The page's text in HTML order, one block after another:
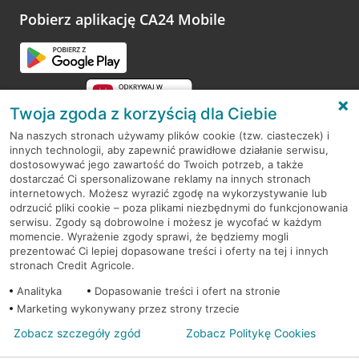
opinie.
Pobierz aplikację CA24 Mobile
RODO
Regulamin serwisu
Mapa serwisu
PolitykaCookies
© 2026 Credit Agricole Bank Polska S.A. Wszelkie prawa zastrzeżone
Twoja zgoda z korzyścią dla Ciebie
Na naszych stronach używamy plików cookie (tzw. ciasteczek) i
innych technologii, aby zapewnić prawidłowe działanie serwisu,
dostosowywać jego zawartość do Twoich potrzeb, a także
dostarczać Ci spersonalizowane reklamy na innych stronach
internetowych. Możesz wyrazić zgodę na wykorzystywanie lub
odrzucić pliki cookie – poza plikami niezbędnymi do funkcjonowania
serwisu. Zgody są dobrowolne i możesz je wycofać w każdym
momencie. Wyrażenie zgody sprawi, że będziemy mogli
prezentować Ci lepiej dopasowane treści i oferty na tej i innych
stronach Credit Agricole.
Analityka
Dopasowanie treści i ofert na stronie
Marketing wykonywany przez strony trzecie
Zobacz szczegóły zgód Zobacz Politykę Cookies